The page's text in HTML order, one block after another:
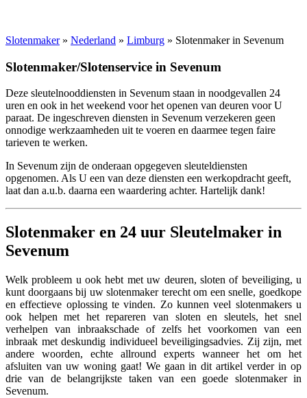
Slotenmaker» Nederland » Limburg » Slotenmaker in Sevenum
Slotenmaker/Slotenservice in Sevenum
Deze sleutelnooddiensten in Sevenum staan in noodgevallen 24
uren en ook in het weekend voor het openen van deuren voor U
paraat. De ingeschreven diensten in Sevenum verzekeren geen
onnodige werkzaamheden uit te voeren en daarmee tegen faire
tarieven te werken.
In Sevenum zijn de onderaan opgegeven sleuteldiensten
opgenomen. Als U een van deze diensten een werkopdracht geeft,
laat dan a.u.b. daarna een waardering achter. Hartelijk dank!
Slotenmaker en 24 uur Sleutelmaker in
Sevenum
Welk probleem u ook hebt met uw deuren, sloten of beveiliging, u
kunt doorgaans bij uw slotenmaker terecht om een snelle, goedkope
en effectieve oplossing te vinden. Zo kunnen veel slotenmakers u
ook helpen met het repareren van sloten en sleutels, het snel
verhelpen van inbraakschade of zelfs het voorkomen van een
inbraak met deskundig individueel beveiligingsadvies. Zij zijn, met
andere woorden, echte allround experts wanneer het om het
afsluiten van uw woning gaat! We gaan in dit artikel verder in op
drie van de belangrijkste taken van een goede slotenmaker in
Sevenum.